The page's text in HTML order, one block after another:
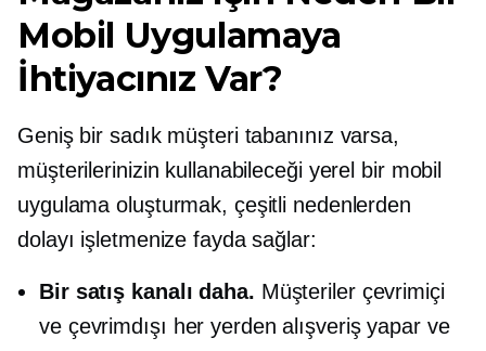
Mobil Uygulamaya
İhtiyacınız Var?
Geniş bir sadık müşteri tabanınız varsa,
müşterilerinizin kullanabileceği yerel bir mobil
uygulama oluşturmak, çeşitli nedenlerden
dolayı işletmenize fayda sağlar:
Bir satış kanalı daha. Müşteriler çevrimiçi
ve çevrimdışı her yerden alışveriş yapar ve